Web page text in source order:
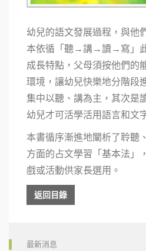
幼兒的語文發展過程，與他
本依循「聽→講→讀→寫」
成長特點，父母須按他們的
環境，讓幼兒快樂地分階段
集中以聽、講為主，其次是
幼兒才可活學活用語言和文
本書循序漸進地闡析了聆聽
方面的占文學習「基本法」
戲或活動供家長選用。
返回目錄
最新消息